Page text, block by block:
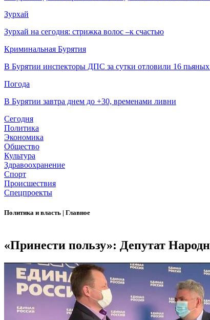
Зурхай
Зурхай на сегодня: стрижка волос –к счастью
Криминальная Бурятия
В Бурятии инспекторы ДПС за сутки отловили 16 пьяных
Погода
В Бурятии завтра днем до +30, временами ливни
Сегодня
Политика
Экономика
Общество
Культура
Здравоохранение
Спорт
Происшествия
Спецпроекты
Политика и власть | Главное
«Принести пользу»: Депутат